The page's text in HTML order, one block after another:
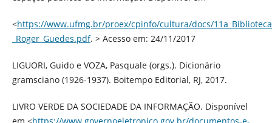
<https://www.ufmg.br/proex/cpinfo/cultura/docs/
_Roger_Guedes.pdf. > Acesso em: 24/11/2017
LIGUORI, Guido e VOZA, Pasquale (orgs.). Dicionário
gramsciano (1926-1937). Boitempo Editorial, RJ, 2017.
LIVRO VERDE DA SOCIEDADE DA INFORMAÇÃO. Disponível